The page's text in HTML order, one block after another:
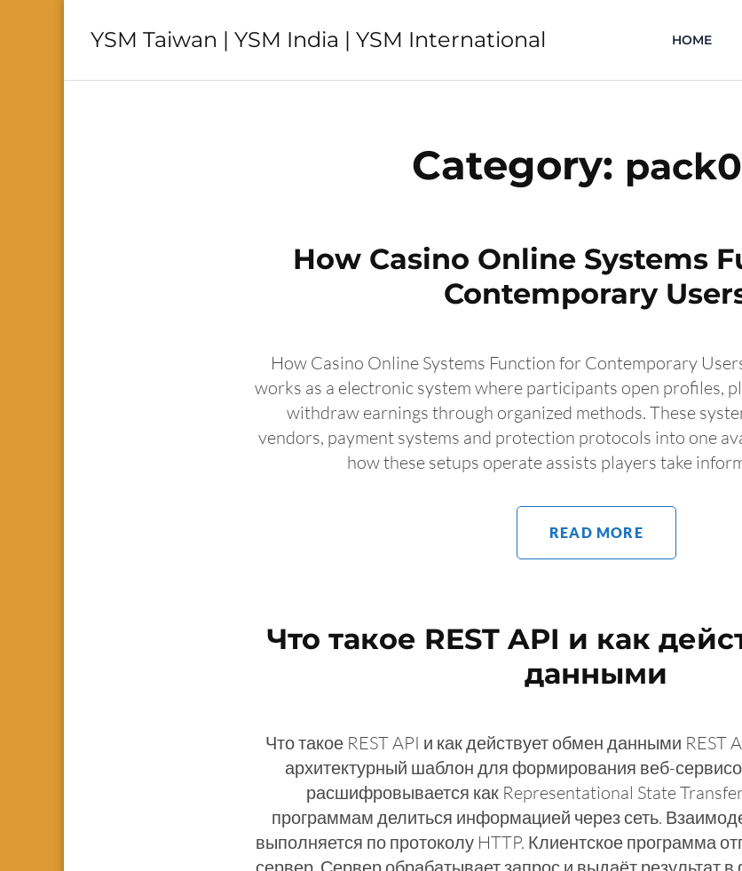
YSM Taiwan | YSM India | YSM International HOME
Category:
How Casino Online Systems
Contemporary
How Casino Online Systems Function for Contemporary
works as a electronic system where participants open profiles,
withdraw earnings through organized methods. These
vendors, payment systems and protection protocols into one
how these setups operate assists players take
READ MORE
Что такое REST API и как
данными
Что такое REST API и как действует обмен данными REST
архитектурный шаблон для формирования веб-
расшифровывается как Representational State
программам делиться информацией через сеть.
выполняется по протоколу HTTP. Клиентское программа